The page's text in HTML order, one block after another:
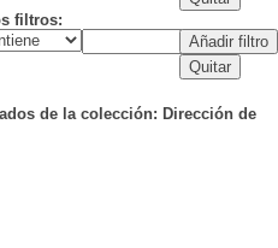
filtros:
de la colección: Dirección de